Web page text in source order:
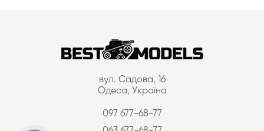
вул. Садова, 16
Одеса, Україна
097 677-68-77